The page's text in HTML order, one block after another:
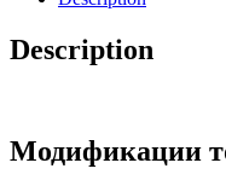
Description
Модификации